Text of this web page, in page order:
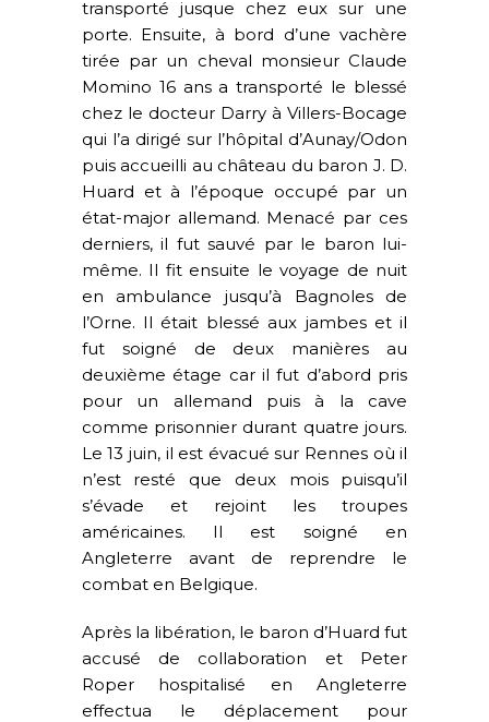
transporté jusque chez eux sur une
porte. Ensuite, à bord d’une vachère
tirée par un cheval monsieur Claude
Momino 16 ans a transporté le blessé
chez le docteur Darry à Villers-Bocage
qui l’a dirigé sur l’hôpital d’Aunay/Odon
puis accueilli au château du baron J. D.
Huard et à l’époque occupé par un
état-major allemand. Menacé par ces
derniers, il fut sauvé par le baron lui-
même. Il fit ensuite le voyage de nuit
en ambulance jusqu’à Bagnoles de
l’Orne. Il était blessé aux jambes et il
fut soigné de deux manières au
deuxième étage car il fut d’abord pris
pour un allemand puis à la cave
comme prisonnier durant quatre jours.
Le 13 juin, il est évacué sur Rennes où il
n’est resté que deux mois puisqu’il
s’évade et rejoint les troupes
américaines. Il est soigné en
Angleterre avant de reprendre le
combat en Belgique.
Après la libération, le baron d’Huard fut
accusé de collaboration et Peter
Roper hospitalisé en Angleterre
effectua le déplacement pour